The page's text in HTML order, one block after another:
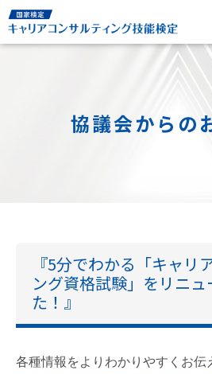
協議会からの
『5分でわかる「キャリ
ング資格試験」をリニ
た！』
各種情報をよりわかりやすくお伝